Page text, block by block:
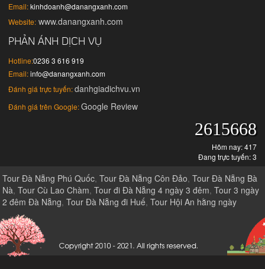
Email: kinhdoanh@danangxanh.com
Website: www.danangxanh.com
PHẢN ÁNH DỊCH VỤ
Hotline:0236 3 616 919
Email: info@danangxanh.com
Đánh giá trực tuyến:danhgiadichvu.vn
Đánh giá trên Google: Google Review
2615668
Hôm nay: 417
Đang trực tuyến: 3
Tour Đà Nẵng Phú Quốc,Tour Đà Nẵng Côn Đảo,Tour Đà Nẵng Bà
Nà,Tour Cù Lao Chàm,Tour đi Đà Nẵng 4 ngày 3 đêm,Tour 3 ngày
2 đêm Đà Nẵng,Tour Đà Nẵng đi Huế,Tour Hội An hằng ngày